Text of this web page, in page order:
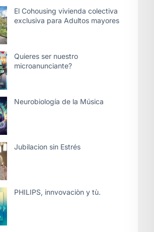
El Cohousing vivienda colectiva
exclusiva para Adultos mayores
Quieres ser nuestro
microanunciante?
Neurobiología de la Música
Jubilacion sin Estrés
PHILIPS, innvovaciòn y tù.